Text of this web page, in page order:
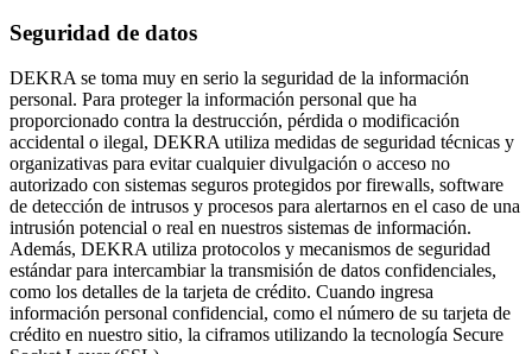
Seguridad de datos
DEKRA se toma muy en serio la seguridad de la información
personal. Para proteger la información personal que ha
proporcionado contra la destrucción, pérdida o modificación
accidental o ilegal, DEKRA utiliza medidas de seguridad técnicas y
organizativas para evitar cualquier divulgación o acceso no
autorizado con sistemas seguros protegidos por firewalls, software
de detección de intrusos y procesos para alertarnos en el caso de una
intrusión potencial o real en nuestros sistemas de información.
Además, DEKRA utiliza protocolos y mecanismos de seguridad
estándar para intercambiar la transmisión de datos confidenciales,
como los detalles de la tarjeta de crédito. Cuando ingresa
información personal confidencial, como el número de su tarjeta de
crédito en nuestro sitio, la ciframos utilizando la tecnología Secure